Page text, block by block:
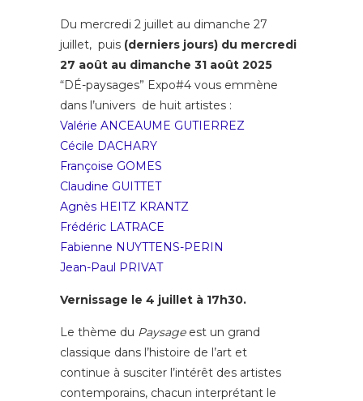
Du mercredi 2 juillet au dimanche 27
juillet, puis (derniers jours) du mercredi
27 août au dimanche 31 août 2025
“DÉ-paysages” Expo#4 vous emmène
dans l’univers de huit artistes :
Valérie ANCEAUME GUTIERREZ
Cécile DACHARY
Françoise GOMES
Claudine GUITTET
Agnès HEITZ KRANTZ
Frédéric LATRACE
Fabienne NUYTTENS-PERIN
Jean-Paul PRIVAT
Vernissage le 4 juillet à 17h30.
Le thème du Paysageest un grand
classique dans l’histoire de l’art et
continue à susciter l’intérêt des artistes
contemporains, chacun interprétant le